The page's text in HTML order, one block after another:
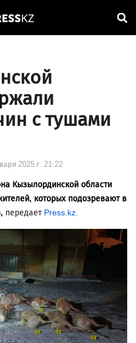
с тушами
2025 г. 21:22
Кызылординской области
которых подозревают в
передает Press.kz.